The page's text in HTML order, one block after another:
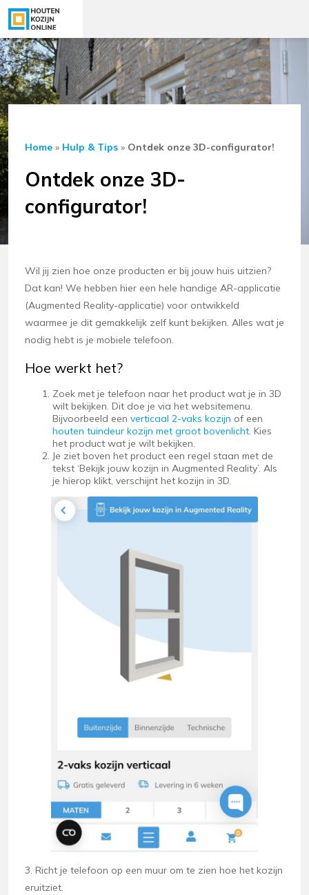
Home » Hulp & Tips » Ontdek onze 3D-configurator!
Ontdek onze 3D-
configurator!
Wil jij zien hoe onze producten er bij jouw huis uitzien?
Dat kan! We hebben hier een hele handige AR-applicatie
(Augmented Reality-applicatie) voor ontwikkeld
waarmee je dit gemakkelijk zelf kunt bekijken. Alles wat je
nodig hebt is je mobiele telefoon.
Hoe werkt het?
Zoek met je telefoon naar het product wat je in 3D
wilt bekijken. Dit doe je via het websitemenu.
Bijvoorbeeld een verticaal 2-vaks kozijn of een
houten tuindeur kozijn met groot bovenlicht. Kies
het product wat je wilt bekijken.
Je ziet boven het product een regel staan met de
tekst ‘Bekijk jouw kozijn in Augmented Reality’. Als
je hierop klikt, verschijnt het kozijn in 3D.
3. Richt je telefoon op een muur om te zien hoe het kozijn
eruitziet.